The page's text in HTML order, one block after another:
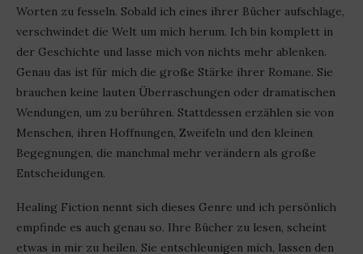
Worten zu fesseln. Sobald ich eines ihrer Bücher aufschlage,
verschwindet die Welt um mich herum. Ich bin komplett in
der Geschichte und lasse mich von nichts mehr ablenken.
Genau das ist für mich die große Stärke ihrer Romane. Sie
brauchen keine lauten Überraschungen oder dramatischen
Wendungen, um zu berühren. Stattdessen erzählen sie von
Menschen, ihren Hoffnungen, Zweifeln und den kleinen
Begegnungen, die manchmal mehr verändern als große
Entscheidungen.
Healing Fiction nennt sich dieses Genre und ich persönlich
empfinde es auch genau so. Ihre Bücher zu lesen, scheint
etwas in mir zu heilen. Sie entschleunigen mich, lassen den